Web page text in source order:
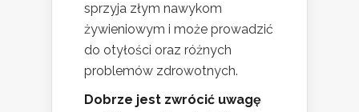
sprzyja złym nawykom
żywieniowym i może prowadzić
do otyłości oraz różnych
problemów zdrowotnych.
Dobrze jest zwrócić uwagę